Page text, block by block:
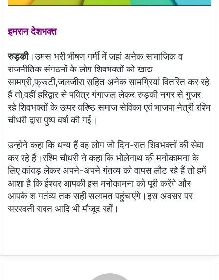
इमरान देशभक्त
रुड़की।उमस भरी भीषण गर्मी में जहां अनेक सामाजिक व
राजनीतिक संगठनों के लोग शिवभक्तों को खाद्य
सामग्री,फ्रूटी,जलजीरा सहित अनेक सामग्रियां वितरित कर रहे
हैं तो,वहीं हरिद्वार से पवित्र गंगाजल लेकर रुड़की नगर से गुजर
रहे शिवभक्तों के ऊपर वरिष्ठ समाज सेविका एवं भाजपा नेत्री रश्मि
चौधरी द्वारा पुष्प वर्षा की गई।
उन्होंने कहा कि धन्य हैं वह लोग जो दिन-रात शिवभक्तों की सेवा
कर रहे हैं।रश्मि चौधरी ने कहा कि भोलेनाथ की मनोकामना के
लिए कांवड़ लेकर अपने-अपने गंतव्य को वापस लौट रहे हैं तो हमें
आशा है कि ईश्वर आपकी इस मनोकामना को पूरी करेंगे और
आपके श गतंव्य तक सही सलामत पहुंचाएंगे।इस अवसर पर
सरस्वती रावत आदि भी मौजूद रहीं।